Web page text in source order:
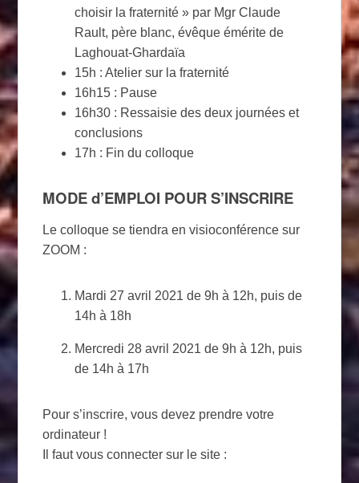
choisir la fraternité » par Mgr Claude
Rault, père blanc, évêque émérite de
Laghouat-Ghardaïa
15h : Atelier sur la fraternité
16h15 : Pause
16h30 : Ressaisie des deux journées et
conclusions
17h : Fin du colloque
MODE d’EMPLOI POUR S’INSCRIRE
Le colloque se tiendra en visioconférence sur
ZOOM :
Mardi 27 avril 2021 de 9h à 12h, puis de
14h à 18h
Mercredi 28 avril 2021 de 9h à 12h, puis
de 14h à 17h
Pour s’inscrire, vous devez prendre votre
ordinateur !
Il faut vous connecter sur le site :